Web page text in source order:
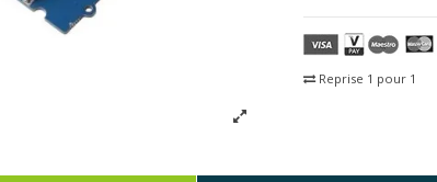
Reprise 1 pour 1